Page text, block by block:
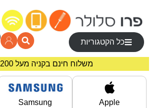
כל הקטגוריות
0
משלוח חינם בקניה מעל 200 ₪
מחירים מיוחדים לרוכשים באתר!
Apple
Samsung